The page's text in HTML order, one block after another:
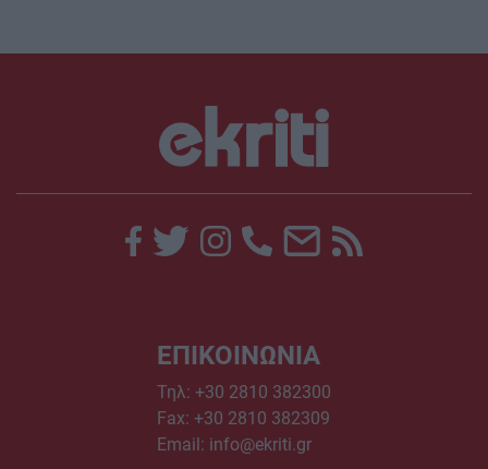
ΕΠΙΚΟΙΝΩΝΙΑ
Τηλ: +30 2810 382300
Fax: +30 2810 382309
Email: info@ekriti.gr